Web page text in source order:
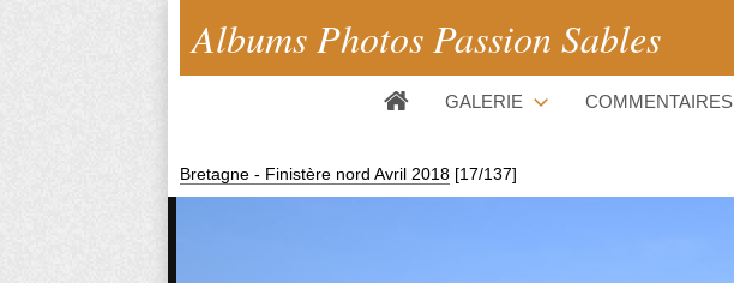
Albums Photos Passion Sables
GALERIE COMMENTAIRES
Bretagne - Finistère nord Avril 2018 [17/137]